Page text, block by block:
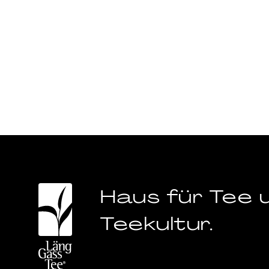
Haus für Tee
Teekultur.